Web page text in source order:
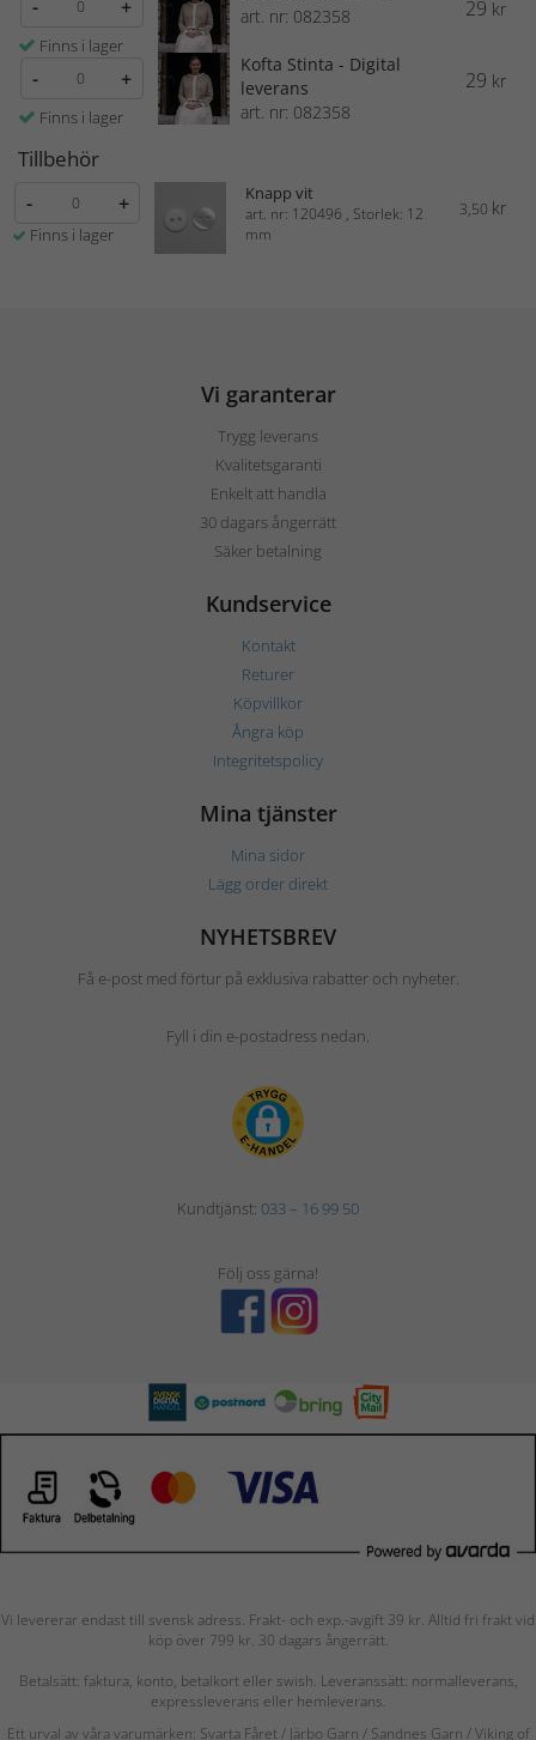
- +
Finns i lager
art. nr: 082358
29 kr
- +
Finns i lager
Kofta Stinta - Digital
leverans
art. nr: 082358
29 kr
Tillbehör
- +
Finns i lager
Knapp vit
art. nr: 120496 , Storlek: 12
mm
3,50 kr
Vi garanterar
Trygg leverans
Kvalitetsgaranti
Enkelt att handla
30 dagars ångerrätt
Säker betalning
Kundservice
Kontakt
Returer
Köpvillkor
Ångra köp
Integritetspolicy
Mina tjänster
Mina sidor
Lägg order direkt
NYHETSBREV
Få e-post med förtur på exklusiva rabatter och nyheter.
Fyll i din e-postadress nedan.
Kundtjänst: 033 – 16 99 50
Följ oss gärna!
Vi levererar endast till svensk adress. Frakt- och exp.-avgift 39 kr. Alltid fri frakt vid
köp över 799 kr. 30 dagars ångerrätt.
Betalsätt: faktura, konto, betalkort eller swish. Leveranssätt: normalleverans,
expressleverans eller hemleverans.
Ett urval av våra varumärken: Svarta Fåret / Järbo Garn / Sandnes Garn / Viking of